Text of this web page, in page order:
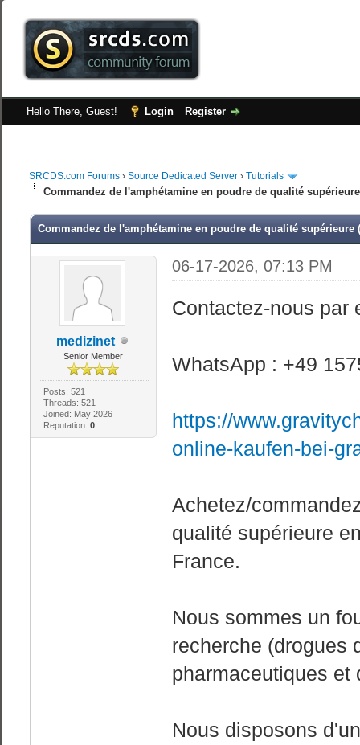
Hello There, Guest! Login Register
SRCDS.com Forums ›Source Dedicated Server ›Tutorials
Commandez de l'amphétamine en poudre de qualité
Commandez de l'amphétamine en poudre de qualité supérieure
medizinet
Senior Member
Posts: 521
Threads: 521
Joined: May 2026
Reputation: 0
06-17-2026, 07:13 PM
Contactez-nous par
WhatsApp : +49
https://
online-kaufen-bei-
Achetez/
qualité supérieure
France.
Nous sommes un
recherche (drogues
pharmaceutiques et
Nous disposons